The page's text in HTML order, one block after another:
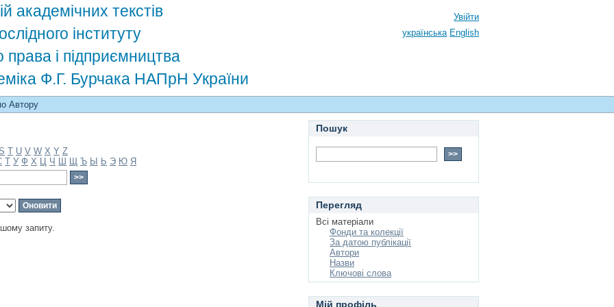
академічних текстів
інституту
права і підприємництва
Ф.Г. Бурчака НАПрН України
Увійти
українська English
Автору
T U V W X Y Z
Т У Ф Х Ц Ч Ш Щ Ъ Ы Ь Э Ю Я
запиту.
Пошук
Перегляд
Всі матеріали
Фонди та колекції
За датою публікації
Автори
Назви
Ключові слова
Мій профіль